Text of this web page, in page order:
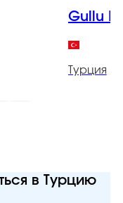
Gullu
Турция
в Турцию